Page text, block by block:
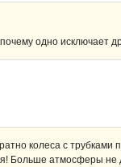
одно исключает
колеса с трубками
Больше атмосферы не